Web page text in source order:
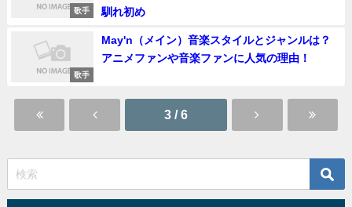
歌手
馴れ初め
歌手
May'n（メイン）音楽スタイルとジャンルは？
アニメファンや音楽ファンに人気の理由！
3 / 6